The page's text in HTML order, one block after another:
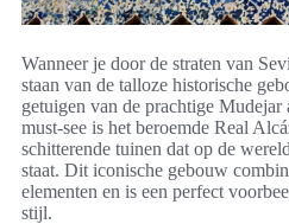
Wanneer je door de straten van
staan van de talloze historische
getuigen van de prachtige Mudejar
must-see is het beroemde Real
schitterende tuinen dat op de
staat. Dit iconische gebouw
elementen en is een perfect
stijl.